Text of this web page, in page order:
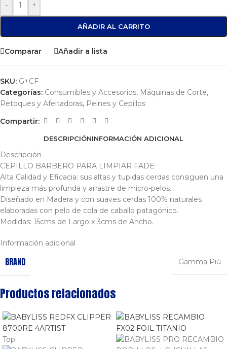
- +
AÑADIR AL CARRITO
Comparar Añadir a lista
SKU: G+CF
Categorías: Consumibles y Accesorios, Máquinas de Corte,
Retoques y Afeitadoras, Peines y Cepillos
Compartir:
DESCRIPCIÓNINFORMACIÓN ADICIONAL
Descripción
CEPILLO BARBERO PARA LIMPIAR FADE
Alta Calidad y Eficacia: sus altas y tupidas cerdas consiguen una
limpieza más profunda y arrastre de micro-pelos.
Diseñado en Madera y con suaves cerdas 100% naturales
elaboradas con pelo de cola de caballo patagónico.
Medidas: 15cms de Largo x 3cms de Ancho.
Información adicional
BRAND Gamma Più
Productos relacionados
Top